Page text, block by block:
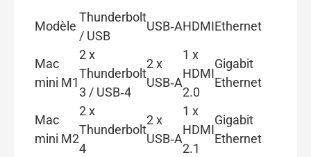
Modèle
Thunderbolt
/ USB
USB‑AHDMIEthernet
Mac
mini M1
2 x
Thunderbolt
3 / USB‑4
2 x
USB‑A
1 x
HDMI
2.0
Gigabit
Ethernet
Mac
mini M2
2 x
Thunderbolt
4
2 x
USB‑A
1 x
HDMI
2.1
Gigabit
Ethernet